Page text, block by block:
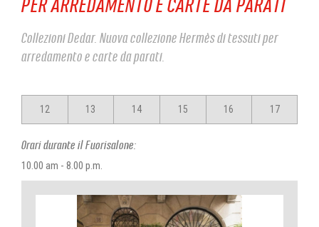
PER ARREDAMENTO E CARTE DA PARATI
Collezioni Dedar. Nuova collezione Hermès di tessuti per
arredamento e carte da parati.
12 13 14 15 16 17
Orari durante il Fuorisalone:
10.00 am - 8.00 p.m.